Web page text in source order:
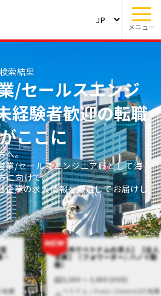
メニュー
索結果
/セールスエンジ
経験者歓迎の転職
ここに
へ。
業/セールスエンジニア職として海
に向けて、
企業の求人情報を厳選してお届けし
転職
【海外でベトナムの求人】【法人
営業】（フォワーダー/ ハノイ勤
務）
2,500 〜 3,000 (USD)
ベトナム / Hanoi (General)の転職